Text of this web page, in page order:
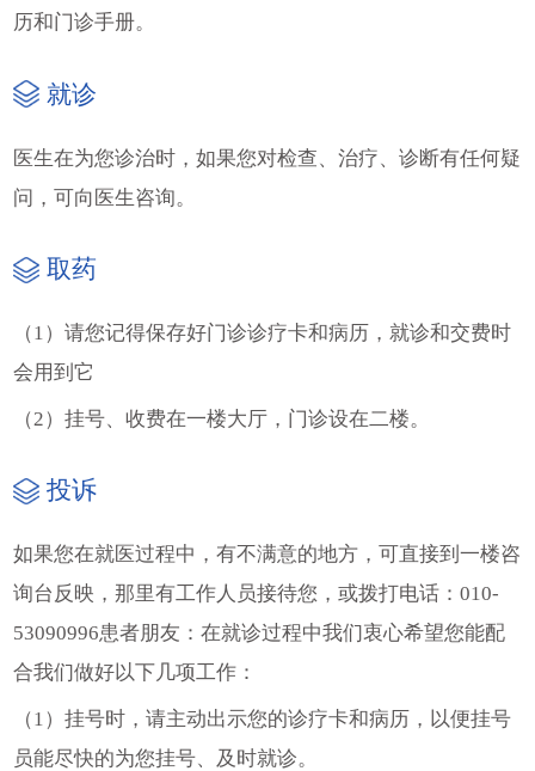
历和门诊手册。
就诊
医生在为您诊治时，如果您对检查、治疗、诊断有任何疑
问，可向医生咨询。
取药
（1）请您记得保存好门诊诊疗卡和病历，就诊和交费时
会用到它
（2）挂号、收费在一楼大厅，门诊设在二楼。
投诉
如果您在就医过程中，有不满意的地方，可直接到一楼咨
询台反映，那里有工作人员接待您，或拨打电话：010-
53090996患者朋友：在就诊过程中我们衷心希望您能配
合我们做好以下几项工作：
（1）挂号时，请主动出示您的诊疗卡和病历，以便挂号
员能尽快的为您挂号、及时就诊。